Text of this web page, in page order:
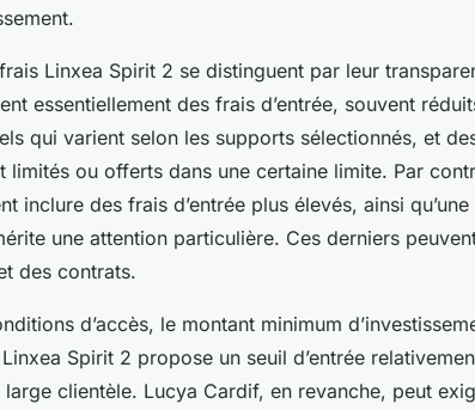
Linxea Spirit 2 se distinguent par leur
essentiellement des frais d’entrée, souvent
qui varient selon les supports sélectionnés, et
limités ou offerts dans une certaine limite. Par
inclure des frais d’entrée plus élevés, ainsi
une attention particulière. Ces derniers
des contrats.
d’accès, le montant minimum
Spirit 2 propose un seuil d’entrée
large clientèle. Lucya Cardif, en revanche, peut